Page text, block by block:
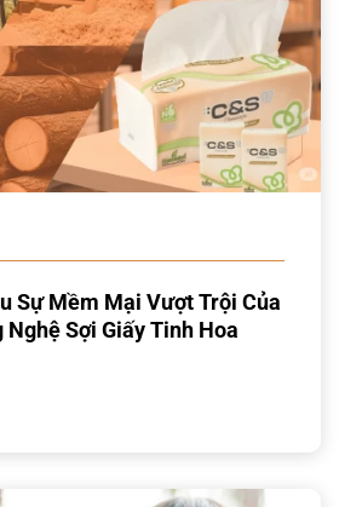
Sự Mềm Mại Vượt Trội Của
Nghệ Sợi Giấy Tinh Hoa